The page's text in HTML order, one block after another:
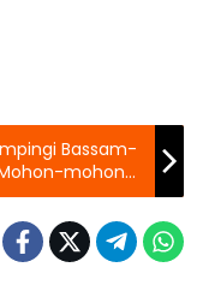
Bassam-
mohon